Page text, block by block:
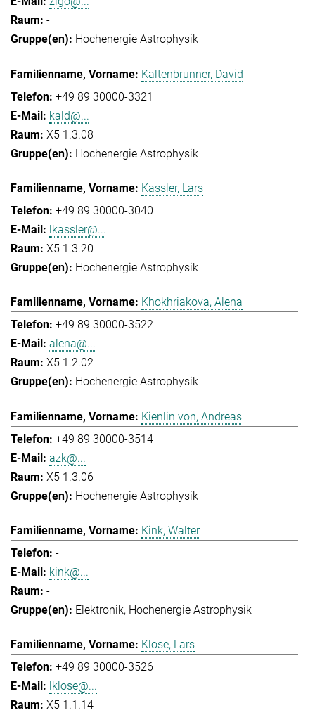
-
Hochenergie Astrophysik
Kaltenbrunner, David
+49 89 30000-3321
kald@...
X5 1.3.08
Hochenergie Astrophysik
Kassler, Lars
+49 89 30000-3040
lkassler@...
X5 1.3.20
Hochenergie Astrophysik
Khokhriakova, Alena
+49 89 30000-3522
alena@...
X5 1.2.02
Hochenergie Astrophysik
Kienlin von, Andreas
+49 89 30000-3514
azk@...
X5 1.3.06
Hochenergie Astrophysik
Kink, Walter
-
kink@...
-
Elektronik Hochenergie Astrophysik
Klose, Lars
+49 89 30000-3526
lklose@...
X5 1.1.14